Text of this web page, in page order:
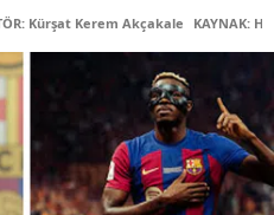
Kürşat Kerem Akçakale KAYNAK: